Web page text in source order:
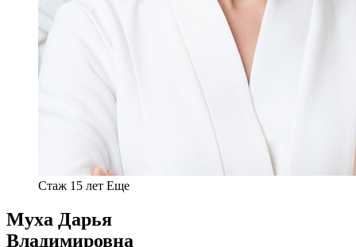
Стаж 15 лет Еще
Муха Дарья
Владимировна